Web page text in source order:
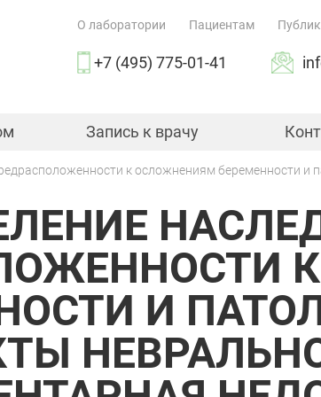
О лаборатории Пациентам
+7 (495) 775-01-41
Запись к врачу
И